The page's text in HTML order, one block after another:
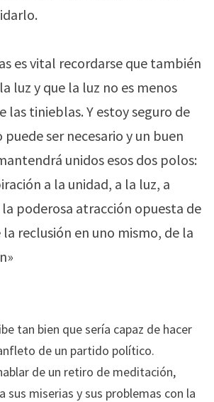
es vital recordarse que también
luz y que la luz no es menos
las tinieblas. Y estoy seguro de
ser necesario y un buen
unidos esos dos polos:
a la unidad, a la luz, a
poderosa atracción opuesta de
la reclusión en uno mismo, de la
tan bien que sería capaz de hacer
de un partido político.
de un retiro de meditación,
sus miserias y sus problemas con la